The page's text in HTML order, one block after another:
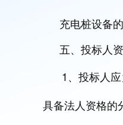
充电桩设备的
五、投标人
1、投标人
具备法人资格的